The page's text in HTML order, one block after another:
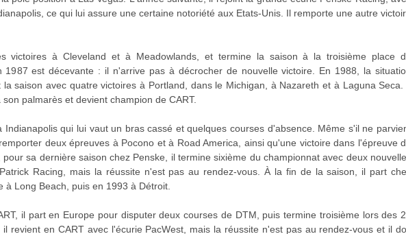
ce qui lui assure une certaine notoriété aux Etats-Unis. Il remporte une autre
victoires à Cleveland et à Meadowlands, et termine la saison à la troisième place
1987 est décevante : il n'arrive pas à décrocher de nouvelle victoire. En 1988, la
saison avec quatre victoires à Portland, dans le Michigan, à Nazareth et à Laguna Seca.
palmarès et devient champion de CART.
qui lui vaut un bras cassé et quelques courses d'absence. Même s'il ne
deux épreuves à Pocono et à Road America, ainsi qu'une victoire dans l'épreuve
sa dernière saison chez Penske, il termine sixième du championnat avec deux
Racing, mais la réussite n'est pas au rendez-vous. À la fin de la saison, il part
Long Beach, puis en 1993 à Détroit.
il part en Europe pour disputer deux courses de DTM, puis termine troisième lors des
revient en CART avec l'écurie PacWest, mais la réussite n'est pas au rendez-vous et il